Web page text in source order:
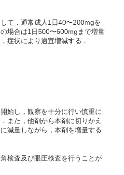
て，通常成人1日40〜200mgを
場合は1日500〜600mgまで増量
症状により適宜増減する．
始し，観察を十分に行い慎重に
また，他剤から本剤に切りかえ
減量しながら，本剤を増量する
検査及び眼圧検査を行うことが